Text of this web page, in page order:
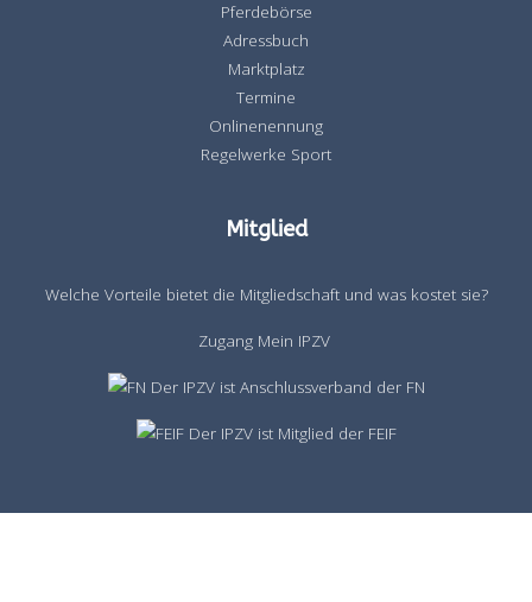
Pferdebörse
Adressbuch
Marktplatz
Termine
Onlinenennung
Regelwerke Sport
Mitglied
Welche Vorteile bietet die Mitgliedschaft und was kostet sie?
Zugang Mein IPZV
Der IPZV ist Anschlussverband der FN
Der IPZV ist Mitglied der FEIF